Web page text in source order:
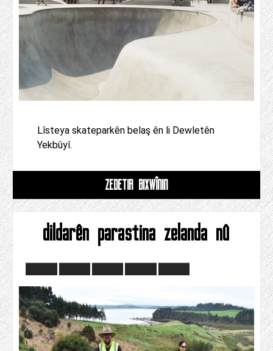
Lîsteya skateparkên belaş ên li Dewletên
Yekbûyî.
ZÊDETIR BIXWÎNIN
dildarên parastina zelanda nû